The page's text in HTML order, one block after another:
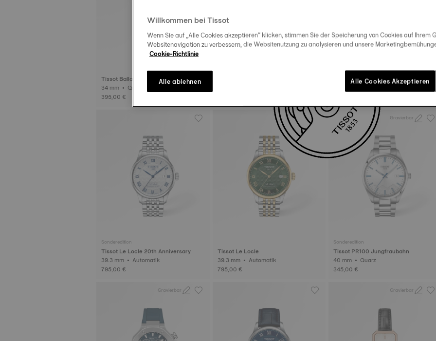
Tissot Ballade
34 mm • Quarz
395,00 €
Tissot Gentleman
Sonderedition
Tissot Le Locle 20th Anniversary
39.3 mm • Automatik
795,00 €
Tissot Le Locle
39.3 mm • Automatik
795,00 €
Gravierbar
Sonderedition
Tissot PR100 Jungfraubahn
40 mm • Quarz
345,00 €
Gravierbar Gravierbar
Willkommen bei Tissot
Wenn Sie auf „Alle Cookies akzeptieren“ klicken, stimmen Sie der Speicherung von Cookies auf Ihrem
Websitenavigation zu verbessern, die Websitenutzung zu analysieren und unsere
Cookie-Richtlinie
Alle ablehnen Alle Cookies Akzeptieren